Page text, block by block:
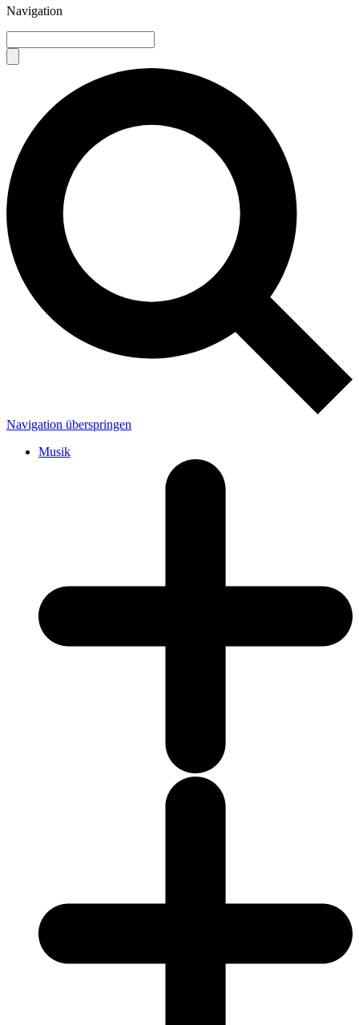
Navigation
Navigation überspringen
Musik